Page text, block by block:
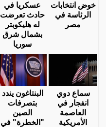
خوض انتخابات
الرئاسة في
مصر
عسكريا في
حادث تعرضت
له هليكوبتر
بشمال شرق
سوريا
سماع دوي
انفجار في
العاصمة
الأمريكية
البنتاغون يندد
بتصرفات
الصين
"الخطرة" في